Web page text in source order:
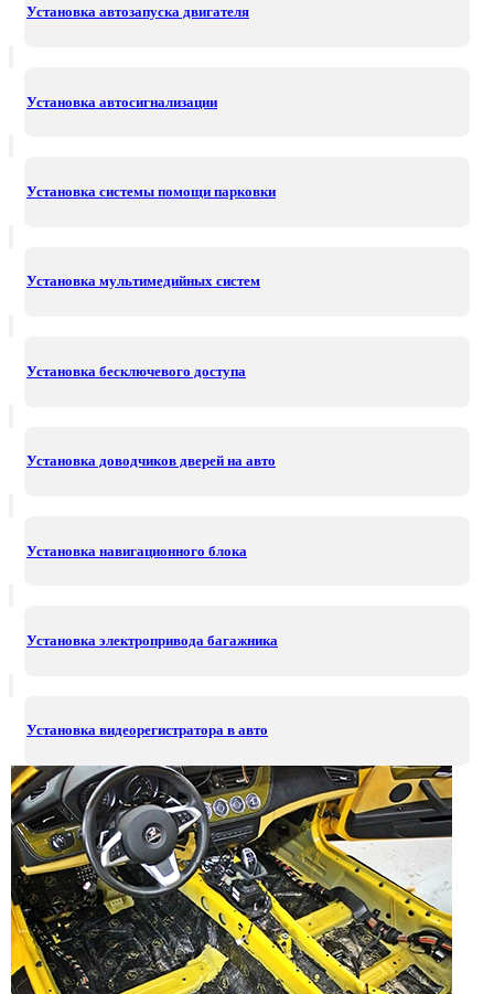
Установка автозапуска двигателя
Установка автосигнализации
Установка системы помощи парковки
Установка мультимедийных систем
Установка бесключевого доступа
Установка доводчиков дверей на авто
Установка навигационного блока
Установка электропривода багажника
Установка видеорегистратора в авто